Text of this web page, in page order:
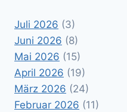
Juli 2026 (3)
Juni 2026 (8)
Mai 2026 (15)
April 2026 (19)
März 2026 (24)
Februar 2026 (11)